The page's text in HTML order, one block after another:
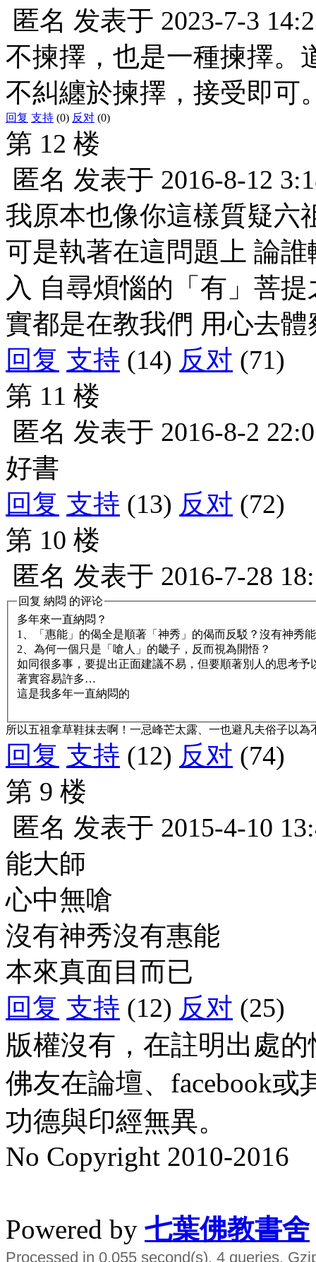
匿名 发表于 2023-7-3
不揀擇，也是一種揀擇。
不糾纏於揀擇，接受即可
回复 支持 (0) 反对 (0)
第 12 楼
匿名 发表于 2016-8-12
我原本也像你這樣質疑六
可是執著在這問題上 論
入 自尋煩惱的「有」菩
實都是在教我們 用心去
回复 支持 (14) 反对 (71)
第 11 楼
匿名 发表于 2016-8-2
好書
回复 支持 (13) 反对 (72)
第 10 楼
匿名 发表于 2016-7-28
回复 納悶 的评论
多年來一直納悶？
1、「惠能」的偈全是順著「神秀」的偈而反駁？沒有神秀
2、為何一個只是「嗆人」的畿子，反而視為開悟？
如同很多事，要提出正面建議不易，但要順著別人的思考予
著實容易許多…
這是我多年一直納悶的
所以五祖拿草鞋抹去啊！一忌峰芒太露、一也避凡夫俗子以
回复 支持 (12) 反对 (74)
第 9 楼
匿名 发表于 2015-4-10
能大師
心中無嗆
沒有神秀沒有惠能
本來真面目而已
回复 支持 (12) 反对 (25)
版權沒有，在註明出處
佛友在論壇、facebook
功德與印經無異。
No Copyright 2010-2016
Powered by 七葉佛教書舍
Processed in 0.055 second(s), 4 queries,